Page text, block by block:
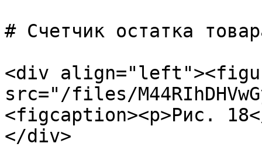
# Счетчик остатка
<div
src="/files/
<figcaption><p>Рис.
</div>